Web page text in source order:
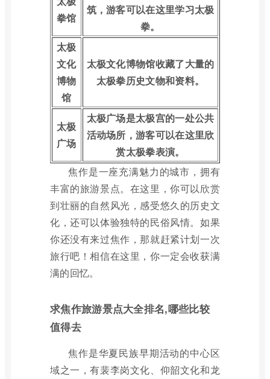
拳馆
筑，游客可以在这里学习太极
拳。
太极
文化
博物
馆
太极文化博物馆收藏了大量的
太极拳历史文物和资料。
太极
广场
太极广场是太极宫的一处公共
活动场所，游客可以在这里欣
赏太极拳表演。
焦作是一座充满魅力的城市，拥有
丰富的旅游景点。在这里，你可以欣赏
到壮丽的自然风光，感受悠久的历史文
化，还可以体验独特的民俗风情。如果
你还没有来过焦作，那就赶紧计划一次
旅行吧！相信在这里，你一定会收获满
满的回忆。
求焦作旅游景点大全排名,哪些比较
值得去
焦作是华夏民族早期活动的中心区
域之一，有裴李岗文化、仰韶文化和龙